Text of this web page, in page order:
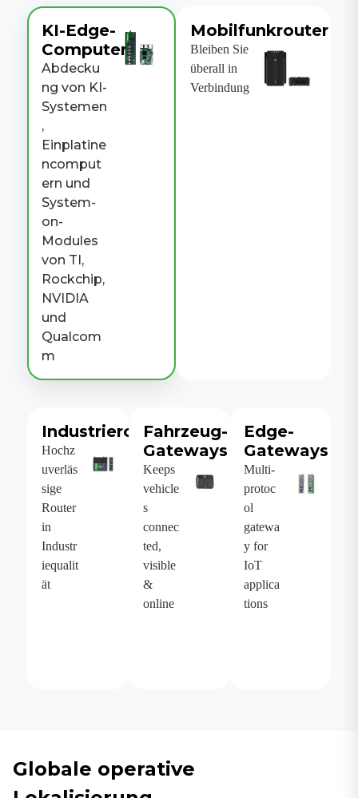
KI-Edge-
Computer
Abdecku
ng von KI-
Systemen
,
Einplatine
ncomput
ern und
System-
on-
Modules
von TI,
Rockchip,
NVIDIA
und
Qualcom
m
Mobilfunkrouter
Bleiben Sie
überall in
Verbindung
Industrierouter
Hochz
uverläs
sige
Router
in
Industr
iequalit
ät
Fahrzeug-
Gateways
Keeps
vehicle
s
connec
ted,
visible
&
online
Edge-
Gateways
Multi-
protoc
ol
gatewa
y for
IoT
applica
tions
Globale operative